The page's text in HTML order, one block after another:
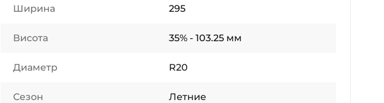
Ширина 295
Висота 35% - 103.25 мм
Диаметр R20
Сезон Летние